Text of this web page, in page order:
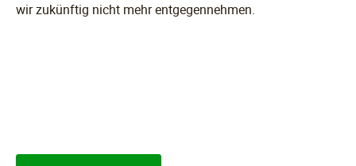
wir zukünftig nicht mehr entgegennehmen.